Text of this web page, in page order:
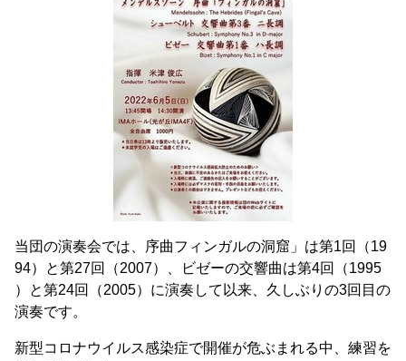
当団の演奏会では、序曲フィンガルの洞窟」は第1回（19
94）と第27回（2007）、ビゼーの交響曲は第4回（1995
）と第24回（2005）に演奏して以来、久しぶりの3回目の
演奏です。
新型コロナウイルス感染症で開催が危ぶまれる中、練習を